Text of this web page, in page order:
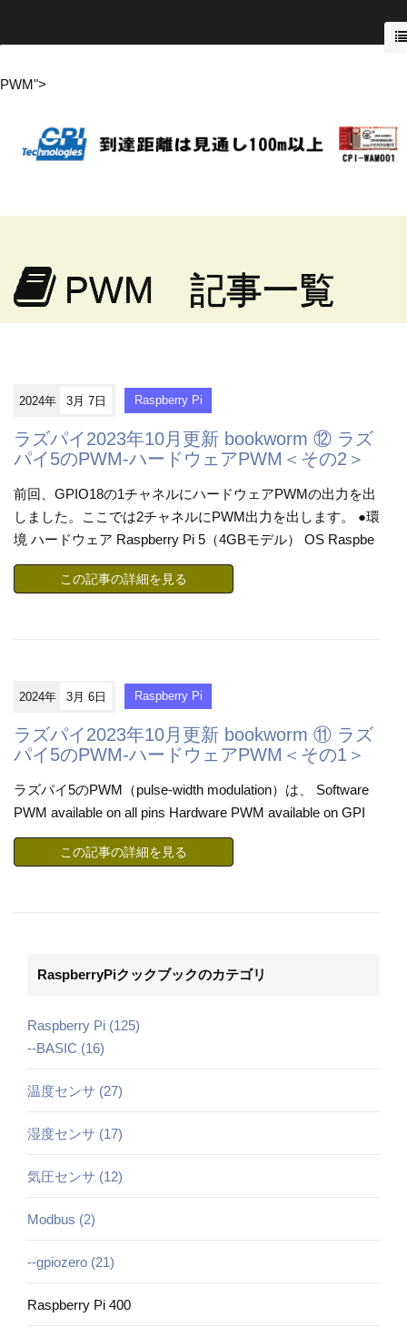
PWM">
PWM 記事一覧
2024年 3月 7日 Raspberry Pi
ラズパイ2023年10月更新 bookworm ⑫ ラズ
パイ5のPWM-ハードウェアPWM＜その2＞
前回、GPIO18の1チャネルにハードウェアPWMの出力を出
しました。ここでは2チャネルにPWM出力を出します。 ●環
境 ハードウェア Raspberry Pi 5（4GBモデル） OS Raspbe
この記事の詳細を見る
2024年 3月 6日 Raspberry Pi
ラズパイ2023年10月更新 bookworm ⑪ ラズ
パイ5のPWM-ハードウェアPWM＜その1＞
ラズパイ5のPWM（pulse-width modulation）は、 Software
PWM available on all pins Hardware PWM available on GPI
この記事の詳細を見る
RaspberryPiクックブックのカテゴリ
Raspberry Pi (125)
--BASIC (16)
温度センサ (27)
湿度センサ (17)
気圧センサ (12)
Modbus (2)
--gpiozero (21)
Raspberry Pi 400